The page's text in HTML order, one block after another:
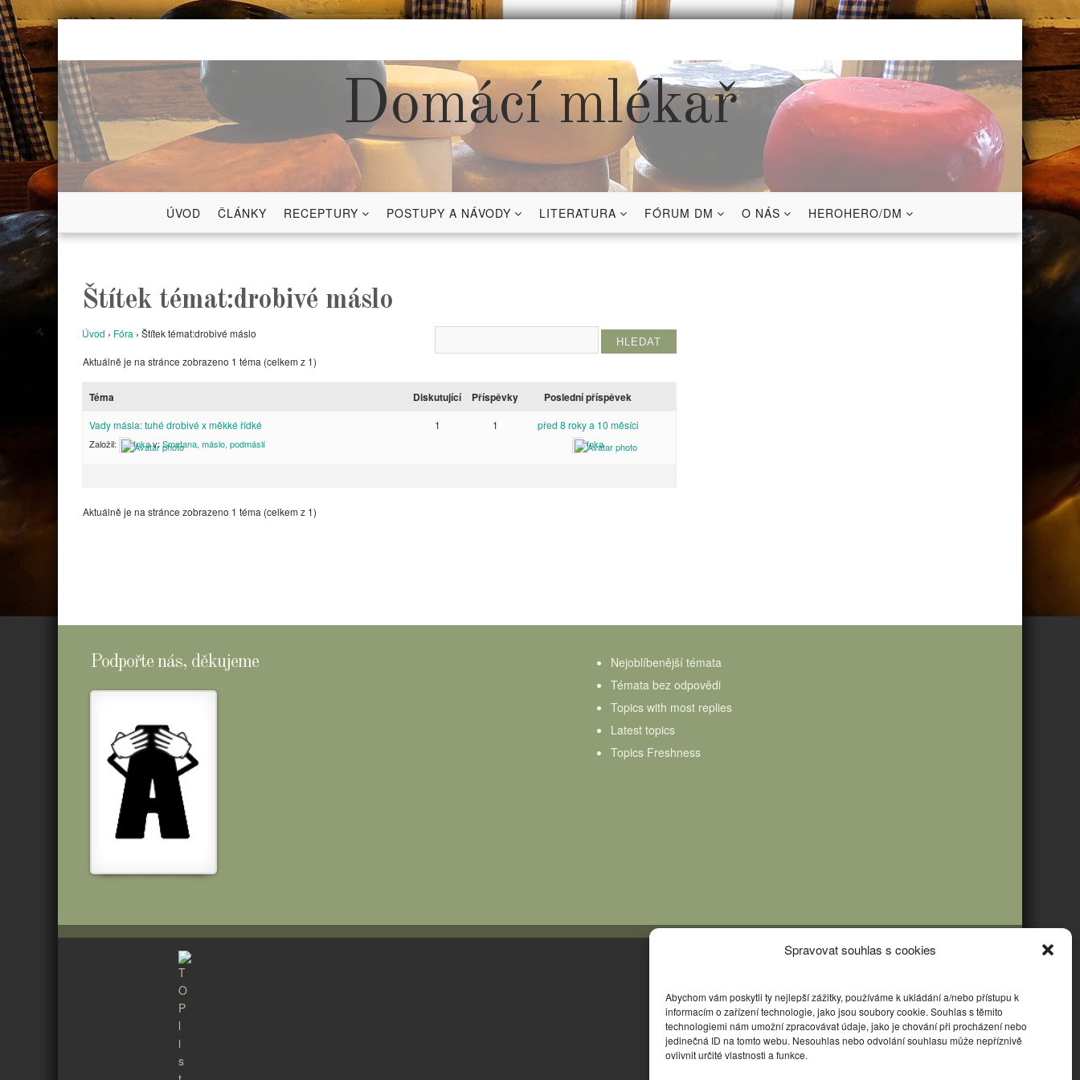
Spravovat souhlas s cookies
Abychom vám poskytli ty nejlepší zážitky, používáme k ukládání a/nebo přístupu k
informacím o zařízení technologie, jako jsou soubory cookie. Souhlas s těmito
technologiemi nám umožní zpracovávat údaje, jako je chování při procházení nebo
jedinečná ID na tomto webu. Nesouhlas nebo odvolání souhlasu může nepříznivě
ovlivnit určité vlastnosti a funkce.
Skip
content
Domácí mlékař
ÚVOD ČLÁNKY RECEPTURY POSTUPY A NÁVODY LITERATURA FÓRUM DM O NÁS HEROHERO/DM
Štítek témat:drobivé máslo
Úvod › Fóra › Štítek témat:drobivé máslo
Aktuálně je na stránce zobrazeno 1 téma (celkem z 1)
Téma Diskutující Příspěvky Poslední příspěvek
Vady másla: tuhé drobivé x měkké řídké
Založil: Inkav:Smetana, máslo, podmáslí
1 1 před 8 roky a 10 měsíci
Inka
Aktuálně je na stránce zobrazeno 1 téma (celkem z 1)
Podpořte nás, děkujeme
Nejoblíbenější témata
Témata bez odpovědi
Topics with most replies
Latest topics
Topics Freshness